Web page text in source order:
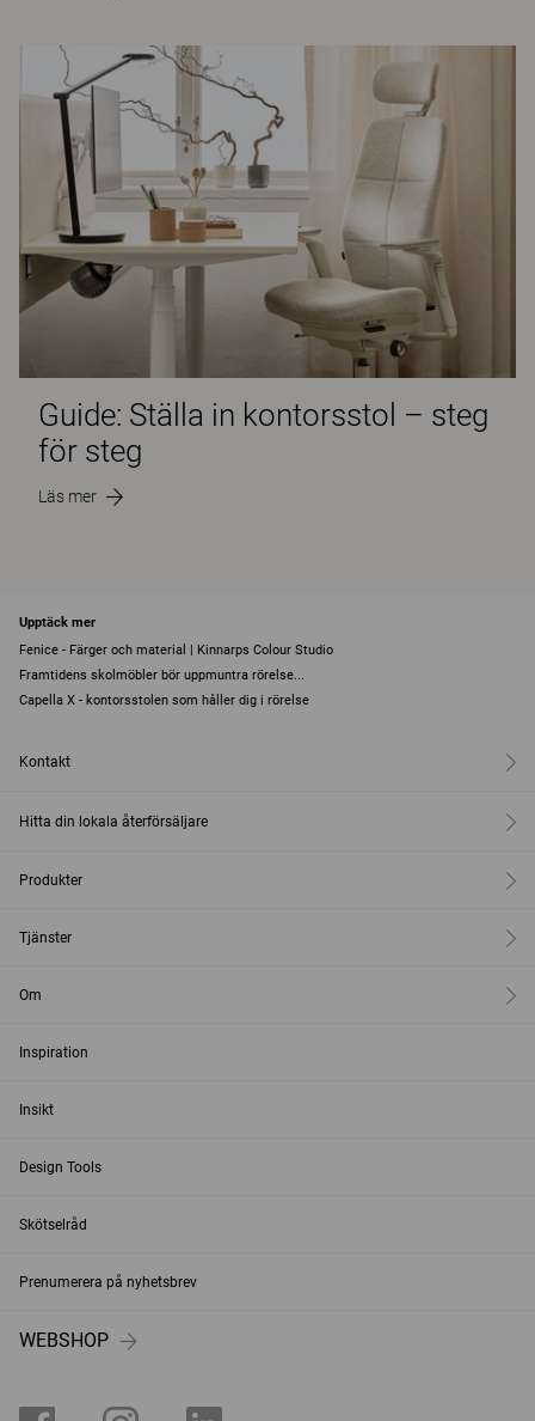
Guide: Ställa in kontorsstol – steg
för steg
Läs mer
Upptäck mer
Fenice - Färger och material | Kinnarps Colour Studio
Framtidens skolmöbler bör uppmuntra rörelse...
Capella X - kontorsstolen som håller dig i rörelse
Kontakt
Hitta din lokala återförsäljare
Produkter
Tjänster
Om
Inspiration
Insikt
Design Tools
Skötselråd
Prenumerera på nyhetsbrev
WEBSHOP